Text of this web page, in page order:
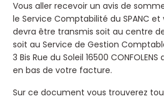
Vous aller recevoir un avis de
le Service Comptabilité du SPANC
devra être transmis soit au centre
soit au Service de Gestion
3 Bis Rue du Soleil 16500
en bas de votre facture.
Sur ce document vous trouverez